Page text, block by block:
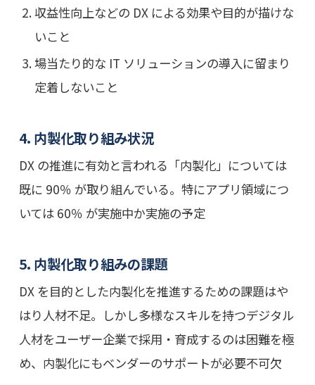
収益性向上などの DX による効果や目的が描けな
いこと
場当たり的な IT ソリューションの導入に留まり
定着しないこと
4. 内製化取り組み状況
DX の推進に有効と言われる「内製化」については
既に 90％ が取り組んでいる。特にアプリ領域につ
いては 60％ が実施中か実施の予定
5. 内製化取り組みの課題
DX を目的とした内製化を推進するための課題はや
はり人材不足。しかし多様なスキルを持つデジタル
人材をユーザー企業で採用・育成するのは困難を極
め、内製化にもベンダーのサポートが必要不可欠